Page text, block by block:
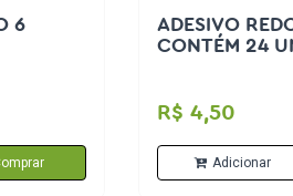
6
ADESIVO
CONTÉM 24
R$ 4,50
Adicionar